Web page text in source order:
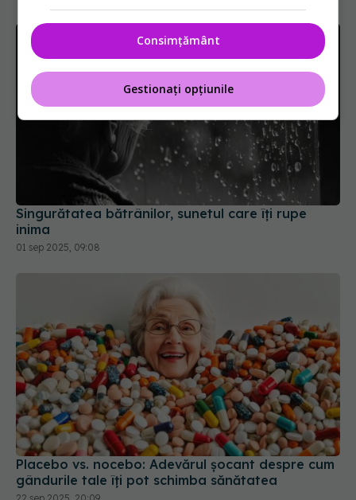
Singurătatea bătrânilor, sunetul care îți rupe
01 sep 2025, 09:08
Placebo vs. nocebo: Adevărul șocant despre cum
gândurile tale îți pot schimba sănătatea
22 sep 2025, 20:09
Consimțământ
Gestionați opțiunile